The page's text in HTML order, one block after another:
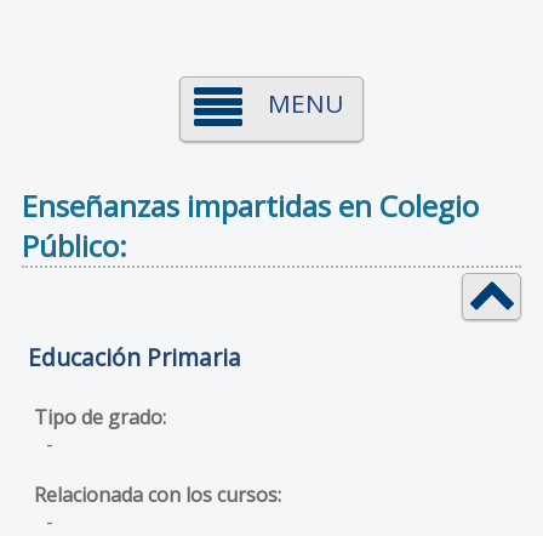
MENU
Enseñanzas impartidas en Colegio
Público:
Educación Primaria
-
-